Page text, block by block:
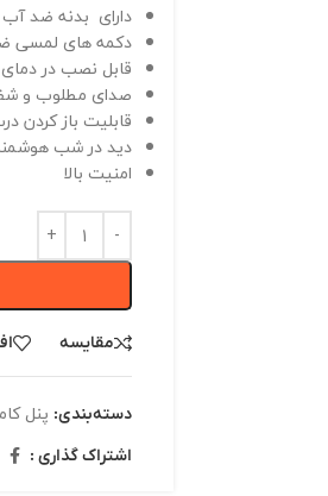
دارای بدنه ضد
دکمه های لمسی
قابل نصب در دمای
صدای مطلوب و
قابلیت باز کردن
دید در شب
امنیت بالا
مقایسه
دسته‌بندی: پنل
اشتراک گذاری :